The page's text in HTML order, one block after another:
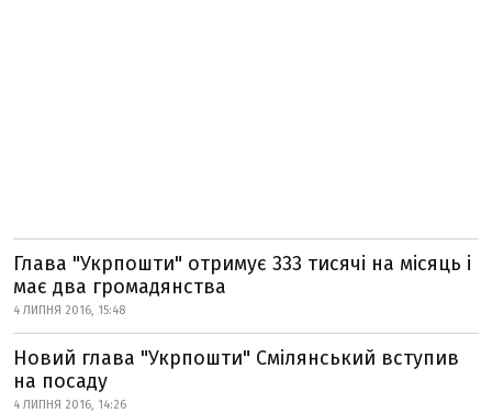
Глава "Укрпошти" отримує 333 тисячі на місяць і
має два громадянства
4 ЛИПНЯ 2016, 15:48
Новий глава "Укрпошти" Смілянський вступив
на посаду
4 ЛИПНЯ 2016, 14:26